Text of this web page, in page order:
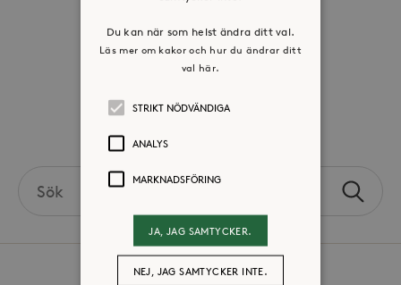
Jobba hos oss
Volontär hos Stora Sköndal
the
Sök
Du kan när som helst ändra ditt val.
Läs mer om kakor och hur du ändrar ditt
val här.
STRIKT NÖDVÄNDIGA
ANALYS
MARKNADSFÖRING
JA, JAG SAMTYCKER.
NEJ, JAG SAMTYCKER INTE.